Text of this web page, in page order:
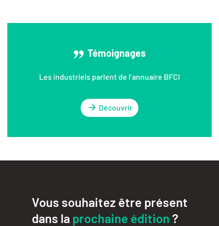
Témoignages
Les industriels parlent de l’annuaire BFCI
Découvrir
Vous souhaitez être présent
dans la prochaine édition?